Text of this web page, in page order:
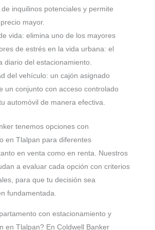
inquilinos potenciales y permite
mayor.
vida: elimina uno de los mayores
de estrés en la vida urbana: el
diario del estacionamiento.
del vehículo: un cajón asignado
un conjunto con acceso controlado
automóvil de manera efectiva.
tenemos opciones con
en Tlalpan para diferentes
en venta como en renta. Nuestros
a evaluar cada opción con criterios
para que tu decisión sea
fundamentada.
con estacionamiento y
en Tlalpan? En Coldwell Banker